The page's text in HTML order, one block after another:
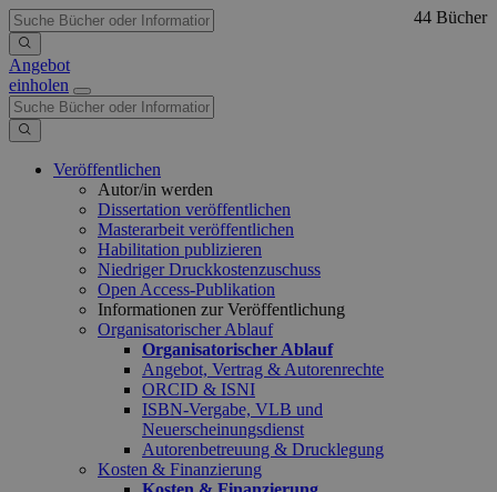
Angebot
einholen
Veröffentlichen
Autor/in werden
Dissertation veröffentlichen
Masterarbeit veröffentlichen
Habilitation publizieren
Niedriger Druckkostenzuschuss
Open Access-Publikation
Informationen zur Veröffentlichung
Organisatorischer Ablauf
Organisatorischer Ablauf
Angebot, Vertrag & Autorenrechte
ORCID & ISNI
ISBN-Vergabe, VLB und
Neuerscheinungsdienst
Autorenbetreuung & Drucklegung
Kosten & Finanzierung
44 Bücher